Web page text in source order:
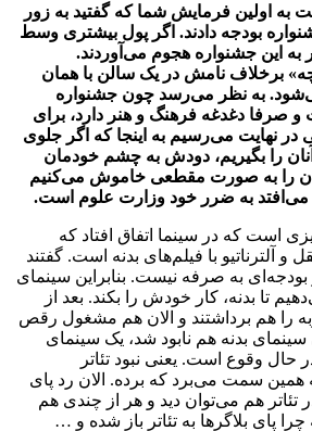
به اولین فرمایش شما که گفتید به زور
جشنواره بودجه دادند. اگر پول بیشتری وسط
به این جشنواره هجوم می‌آوردند.
برخلاف نامش در یک سالن با همان
به نظر می‌رسد چون جشنواره
صرفا دغدغه فرهنگ و هنر دارد، برای
نهایت می‌رسیم به اینجا که اگر جلوی
را بگیریم، دودش به چشم خودمان
را به صورت مقطعی خاموش می‌کنیم
می‌افتد به ضرر خود وزارت علوم است.
است که در سینما اتفاق افتاد که
و آلترناتیو با فیلم‌های بدنه است. گفتند
به صرفه نیست. بنابراین سینمای
تا بدنه، کار خودش را بکند. بعد از
را هم برداشتند و الان هم مشغول رقص
بدنه هم نابود شد، یک سینمای
حال وقوع است. یعنی نبود تئاتر
همین سمت می‌برد که برده. الان رد پای
تئاتر هم می‌توان دید و هر از چندی هم
پای بلاگرها به تئاتر باز شده و …